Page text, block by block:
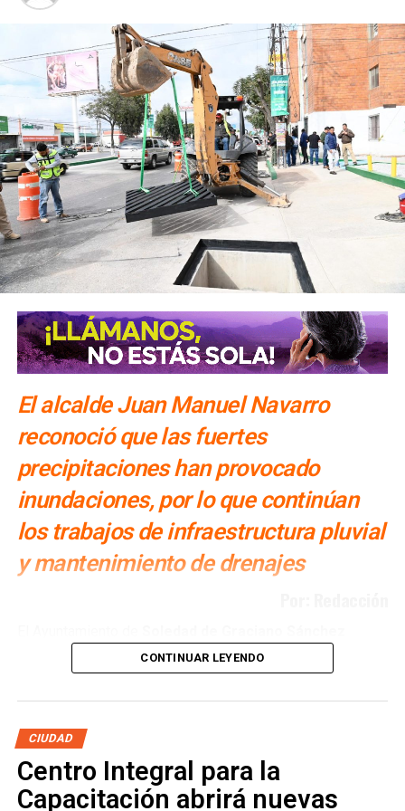
El alcalde Juan Manuel Navarro
reconoció que las fuertes
precipitaciones han provocado
inundaciones, por lo que continúan
los trabajos de infraestructura pluvial
y mantenimiento de drenajes
drenaje pluvial y reparación de
infraestructura sanitaria en distintos puntos del
municipio para disminuir las afectaciones provocadas
alcalde Juan Manuel Navarro Muñiz.
El presidente municipal explicó que una de las principales
intervenciones se desarrolla en las inmediaciones de la
CONTINUAR LEYENDO
CIUDAD
Centro Integral para la
Capacitación abrirá nuevas